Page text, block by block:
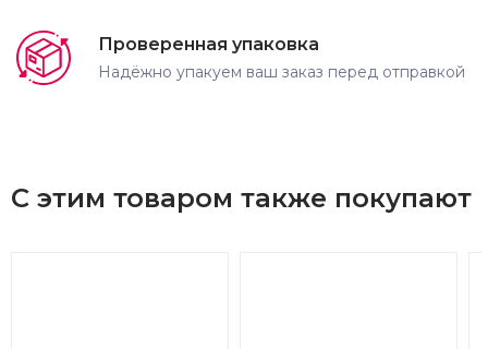
Проверенная упаковка
Надёжно упакуем ваш заказ перед отправкой
С этим товаром также покупают